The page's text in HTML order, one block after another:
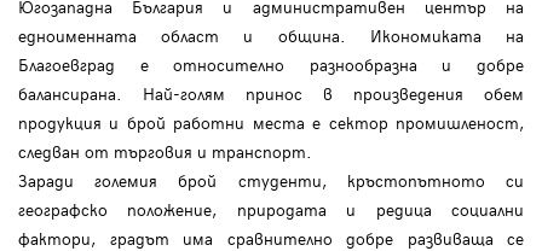
Югозападна България и административен център на
едноименната област и община. Икономиката на
Благоевград е относително разнообразна и добре
балансирана. Най-голям принос в произведения обем
продукция и брой работни места е сектор промишленост,
следван от търговия и транспорт.
Заради големия брой студенти, кръстопътното си
географско положение, природата и редица социални
фактори, градът има сравнително добре развиваща се